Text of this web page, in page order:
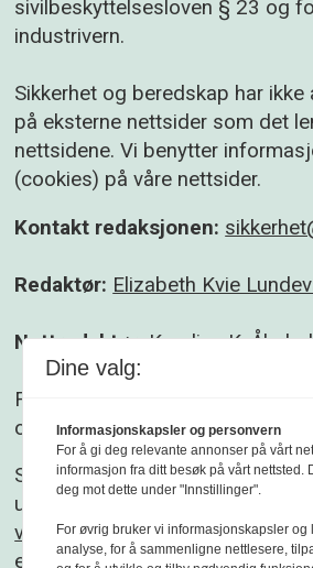
sivilbeskyttelsesloven § 23 og
industrivern.
Sikkerhet og beredskap har
på eksterne nettsider som det
nettsidene. Vi benytter
(cookies) på våre nettsider.
Kontakt redaksjonen:
Redaktør: Elizabeth Kvie
Nettredaktør: Karoline K.
Følg gjerne Sikkerhet og
og
Linkedin.
Sikkerhet og beredskap er et
uavhengig fagblad som
varsom-plakatenog
er medlem av
Dine valg:
Informasjonskapsler og personvern
For å gi deg relevante annonser på vårt
informasjon fra ditt besøk på vårt nettsted.
deg mot dette under "Innstillinger".
For øvrig bruker vi informasjonskapsler
analyse, for å sammenligne nettlesere,